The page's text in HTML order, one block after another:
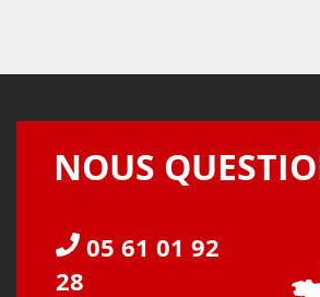
NOUS
05 61 01 92
28